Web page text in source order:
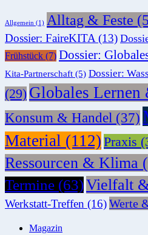
Allgemein (1) Alltag & Feste
Dossier: FaireKITA (13)
Frühstück (7) Dossier:
Kita-Partnerschaft (5) Dossier:
(29) Globales Lernen
Konsum & Handel (37)
Material (112) Praxis
Ressourcen & Klima
Termine (63)Vielfalt
Werkstatt-Treffen (16)Werte
Magazin